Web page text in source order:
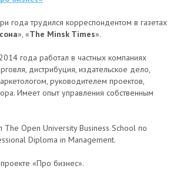
года трудился корреспондентом в газетах
», «The Minsk Times».
года работал в частных компаниях
дистрибуция, издательское дело,
руководителем проектов,
Имеет опыт управления собственным
The Open University Business School по
Diploma in Management.
«Про бизнес».